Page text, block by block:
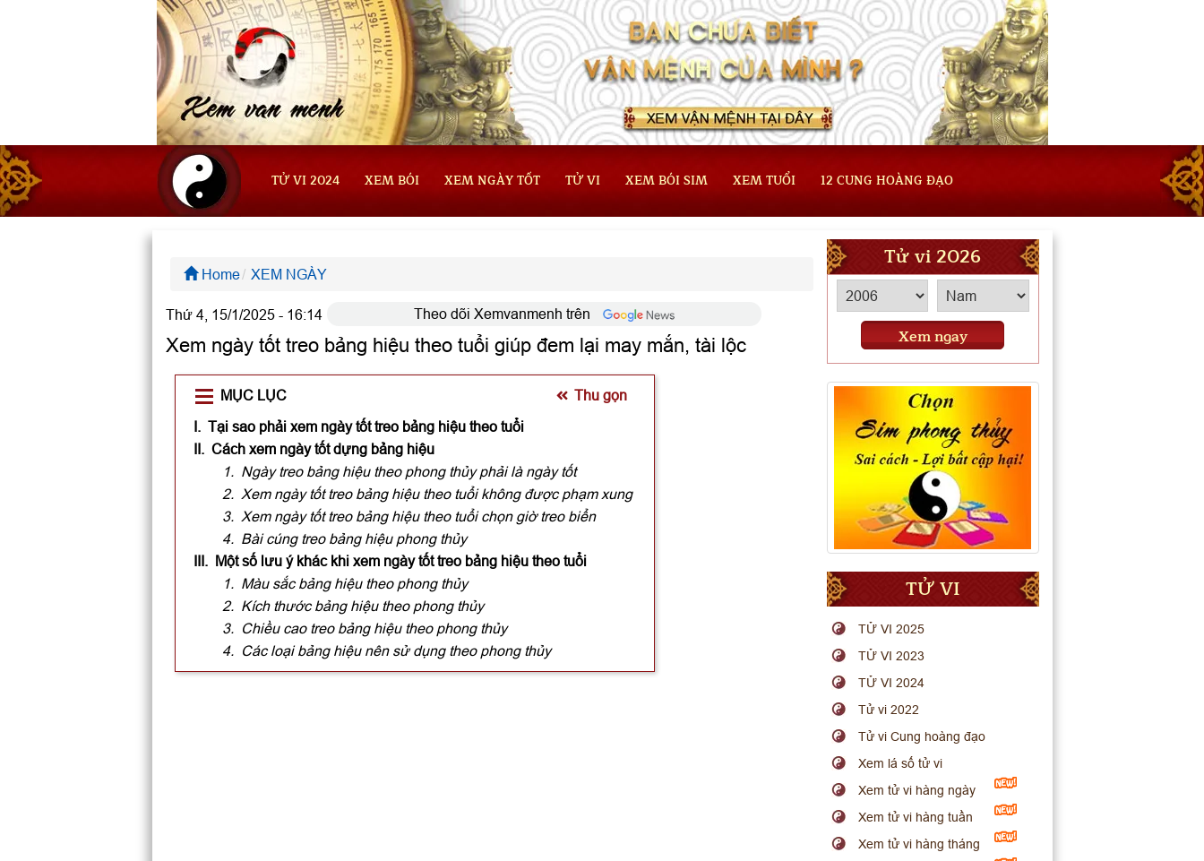
TỬ VI 2024 XEM BÓI XEM NGÀY TỐT TỬ VI XEM BÓI SIM XEM TUỔI 12 CUNG HOÀNG ĐẠO
Home XEM NGÀY
Thứ 4, 15/1/2025 - 16:14 Theo dõi Xemvanmenh trên
Xem ngày tốt treo bảng hiệu theo tuổi giúp đem lại may mắn, tài lộc
MỤC LỤC
Thu gọn
I. Tại sao phải xem ngày tốt treo bảng hiệu theo tuổi
II. Cách xem ngày tốt dựng bảng hiệu
1. Ngày treo bảng hiệu theo phong thủy phải là ngày tốt
2. Xem ngày tốt treo bảng hiệu theo tuổi không được phạm xung
3. Xem ngày tốt treo bảng hiệu theo tuổi chọn giờ treo biển
4. Bài cúng treo bảng hiệu phong thủy
III. Một số lưu ý khác khi xem ngày tốt treo bảng hiệu theo tuổi
1. Màu sắc bảng hiệu theo phong thủy
2. Kích thước bảng hiệu theo phong thủy
3. Chiều cao treo bảng hiệu theo phong thủy
4. Các loại bảng hiệu nên sử dụng theo phong thủy
Tử vi 2026
Xem ngay
TỬ VI
TỬ VI 2025
TỬ VI 2023
TỬ VI 2024
Tử vi 2022
Tử vi Cung hoàng đạo
Xem lá số tử vi
Xem tử vi hàng ngày
Xem tử vi hàng tuần
Xem tử vi hàng tháng